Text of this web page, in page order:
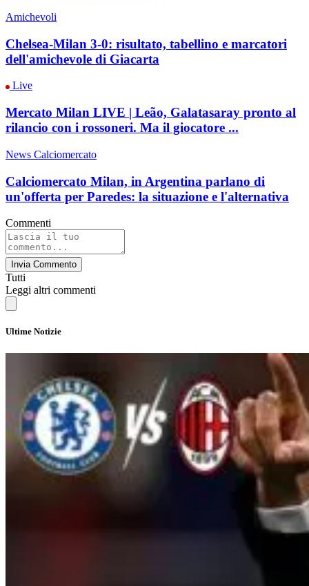
Amichevoli
Chelsea-Milan 3-0: risultato, tabellino e marcatori
dell'amichevole di Giacarta
Live
Mercato Milan LIVE | Leão, Galatasaray pronto al
rilancio con i rossoneri. Ma il giocatore ...
News Calciomercato
Calciomercato Milan, in Argentina parlano di
un'offerta per Paredes: la situazione e l'alternativa
Commenti
Invia Commento
Tutti
Leggi altri commenti
Ultime Notizie